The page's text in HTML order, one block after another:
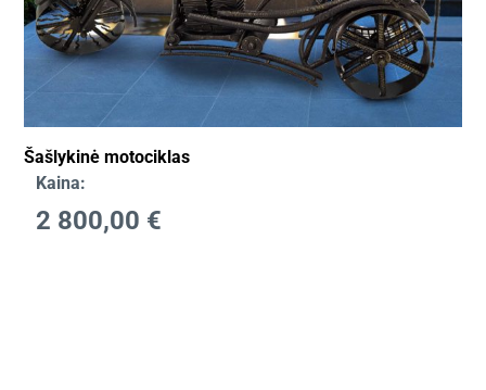
Šašlykinė motociklas
Kaina:
2 800,00 €